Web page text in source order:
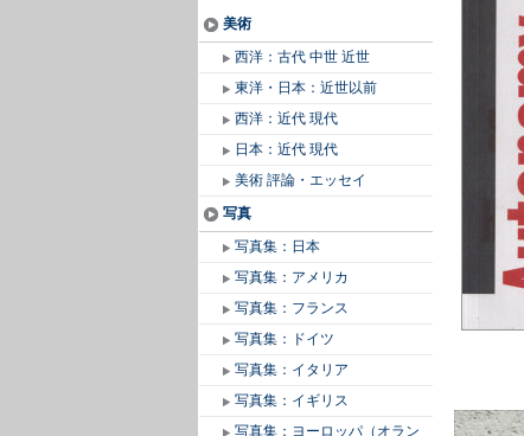
美術
西洋：古代 中世 近世
東洋・日本：近世以前
西洋：近代 現代
日本：近代 現代
美術 評論・エッセイ
写真
写真集：日本
写真集：アメリカ
写真集：フランス
写真集：ドイツ
写真集：イタリア
写真集：イギリス
写真集：ヨーロッパ（オラン